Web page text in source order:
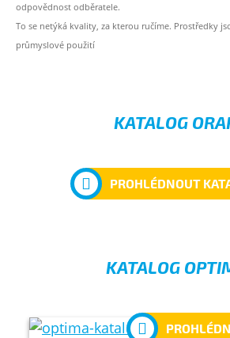
odpovědnost odběratele.
To se netýká kvality, za kterou ručíme. Prostředky
průmyslové použití
KATALOG
PROHLÉDNOUT
KATALOG